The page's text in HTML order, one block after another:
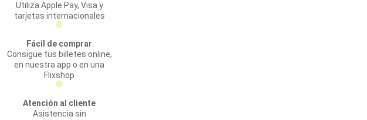
Utiliza Apple Pay, Visa y
tarjetas internacionales
Fácil de comprar
Consigue tus billetes online,
en nuestra app o en una
Flixshop
Atención al cliente
Asistencia sin